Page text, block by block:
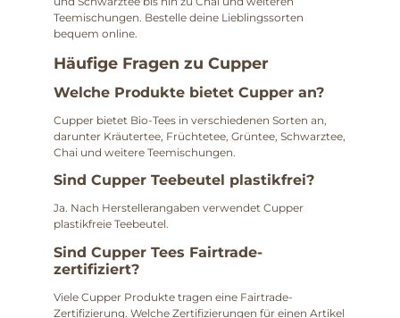
Teemischungen. Bestelle deine Lieblingssorten
bequem online.
Häufige Fragen zu Cupper
Welche Produkte bietet Cupper an?
Cupper bietet Bio-Tees in verschiedenen Sorten an,
darunter Kräutertee, Früchtetee, Grüntee, Schwarztee,
Chai und weitere Teemischungen.
Sind Cupper Teebeutel plastikfrei?
Ja. Nach Herstellerangaben verwendet Cupper
plastikfreie Teebeutel.
Sind Cupper Tees Fairtrade-
zertifiziert?
Viele Cupper Produkte tragen eine Fairtrade-
Zertifizierung. Welche Zertifizierungen für einen Artikel